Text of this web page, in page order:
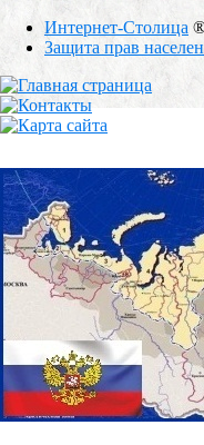
Интернет-Столица
Защита прав